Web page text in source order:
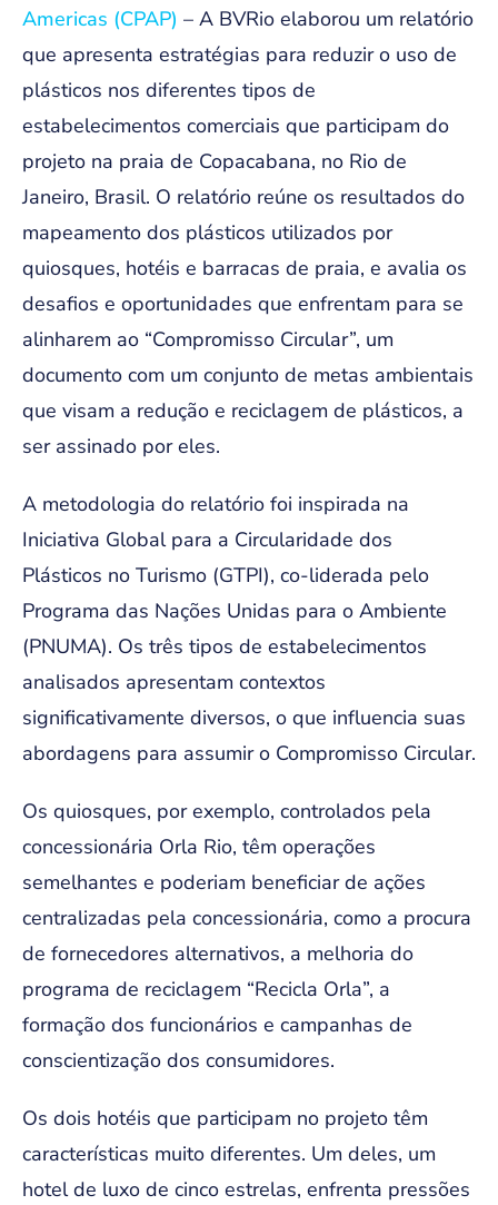
Americas (CPAP) – A BVRio elaborou um relatório
que apresenta estratégias para reduzir o uso de
plásticos nos diferentes tipos de
estabelecimentos comerciais que participam do
projeto na praia de Copacabana, no Rio de
Janeiro, Brasil. O relatório reúne os resultados do
mapeamento dos plásticos utilizados por
quiosques, hotéis e barracas de praia, e avalia os
desafios e oportunidades que enfrentam para se
alinharem ao “Compromisso Circular”, um
documento com um conjunto de metas ambientais
que visam a redução e reciclagem de plásticos, a
ser assinado por eles.
A metodologia do relatório foi inspirada na
Iniciativa Global para a Circularidade dos
Plásticos no Turismo (GTPI), co-liderada pelo
Programa das Nações Unidas para o Ambiente
(PNUMA). Os três tipos de estabelecimentos
analisados apresentam contextos
significativamente diversos, o que influencia suas
abordagens para assumir o Compromisso Circular.
Os quiosques, por exemplo, controlados pela
concessionária Orla Rio, têm operações
semelhantes e poderiam beneficiar de ações
centralizadas pela concessionária, como a procura
de fornecedores alternativos, a melhoria do
programa de reciclagem “Recicla Orla”, a
formação dos funcionários e campanhas de
conscientização dos consumidores.
Os dois hotéis que participam no projeto têm
características muito diferentes. Um deles, um
hotel de luxo de cinco estrelas, enfrenta pressões